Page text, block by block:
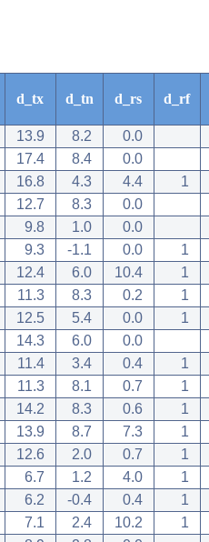
d_tx d_tn d_rs d_rf
13.9 8.2 0.0
17.4 8.4 0.0
16.8 4.3 4.4 1
12.7 8.3 0.0
9.8 1.0 0.0
9.3 -1.1 0.0 1
12.4 6.0 10.4 1
11.3 8.3 0.2 1
12.5 5.4 0.0 1
14.3 6.0 0.0
11.4 3.4 0.4 1
11.3 8.1 0.7 1
14.2 8.3 0.6 1
13.9 8.7 7.3 1
12.6 2.0 0.7 1
6.7 1.2 4.0 1
6.2 -0.4 0.4 1
7.1 2.4 10.2 1